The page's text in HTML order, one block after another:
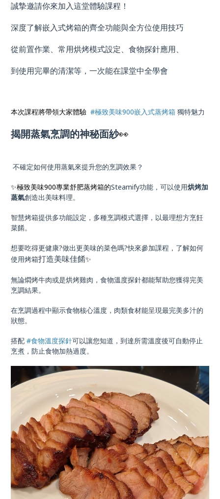
誠摯邀請你來加入這堂體驗課程！
深度了解嵌入式烤箱的齊全功能與全方位使用技巧
從前置作業、常用烘烤模式設定、食物探針應用、
到使用完畢的清潔等，一次能在課堂中全學會
本次課程將帶領大家體驗 #極致美味900嵌入式蒸烤箱獨特魅力
揭開蒸氣烹調的神秘面紗👀
不確定如何使用蒸氣來提升您的烹調效果？
✨極致美味900專業舒肥蒸烤箱的Steamify功能，可以使用烘烤加
蒸氣創造出美味料理。
智慧烤箱提供多功能設定，多種烹調模式選擇，以最理想方烹飪
菜餚。
想要吃得更健康?做出更美味的菜色嗎?快來參加課程，了解如何
使用烤箱打造美味佳餚✨
無論燜烤牛肉或是烘烤雞肉，食物溫度探針都能幫助您獲得完美
烹調結果。
在烹調過程中顯示食物核心溫度，肉類食材能呈現最完美多汁的
狀態。
搭配 #食物溫度探針可以讓您知道，到達所需溫度後可自動停止
烹煮，防止食物加熱過度。